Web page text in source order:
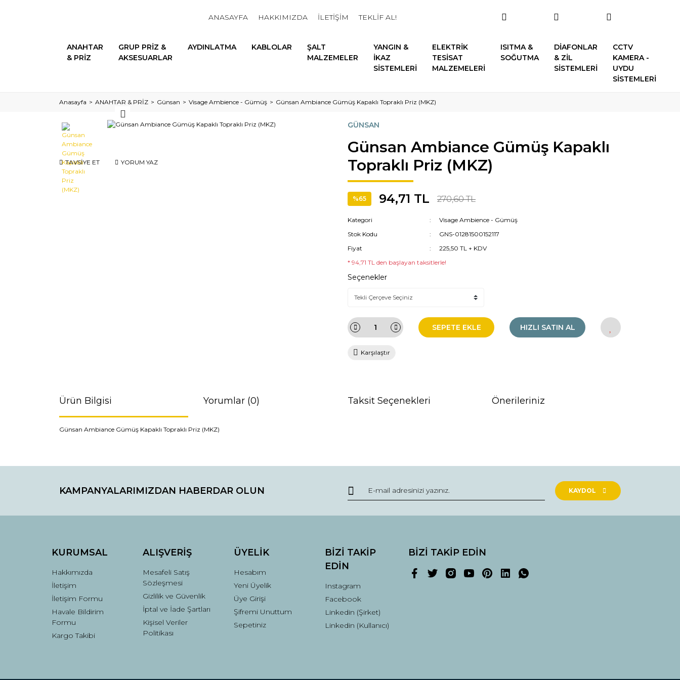
ANASAYFA HAKKIMIZDA İLETİŞİM TEKLİF AL!
ANAHTAR
& PRİZ
GRUP PRİZ &
AKSESUARLAR
AYDINLATMA KABLOLAR
ŞALT
MALZEMELER
YANGIN &
İKAZ
SİSTEMLERİ
ELEKTRİK
TESİSAT
MALZEMELERİ
ISITMA &
SOĞUTMA
DİAFONLAR
& ZİL
SİSTEMLERİ
CCTV
KAMERA -
UYDU
SİSTEMLERİ
Anasayfa ANAHTAR & PRİZ Günsan Visage Ambience - Gümüş Günsan Ambiance Gümüş Kapaklı Topraklı Priz (MKZ)
TAVSİYE ET YORUM YAZ
GÜNSAN
Günsan Ambiance Gümüş Kapaklı
Topraklı Priz (MKZ)
%65 94,71 TL 270,60 TL
Kategori
Visage Ambience - Gümüş
Stok Kodu
GNS-01281500152117
Fiyat
225,50 TL + KDV
* 94,71 TL den başlayan taksitlerle!
Seçenekler
SEPETE EKLE HIZLI SATIN AL
Karşılaştır
Ürün Bilgisi Yorumlar (0) Taksit Seçenekleri Önerileriniz
Günsan Ambiance Gümüş Kapaklı Topraklı Priz (MKZ)
Yorum Yaz
Görüş ve önerileriniz için teşekkür ederiz.
Ürün resmi kalitesiz, bozuk veya görüntülenemiyor.
Bu ürüne benzer farklı alternatifler olmalı.
Gönder
KAMPANYALARIMIZDAN HABERDAR OLUN KAYDOL
KURUMSAL
Hakkımızda
İletişim
İletişim Formu
Havale Bildirim
Formu
Kargo Takibi
ALIŞVERİŞ
Mesafeli Satış
Sözleşmesi
Gizlilik ve Güvenlik
İptal ve İade Şartları
Kişisel Veriler
Politikası
ÜYELİK
Hesabım
Yeni Üyelik
Üye Girişi
Şifremi Unuttum
Sepetiniz
BİZİ TAKİP
EDİN
Instagram
Facebook
Linkedin (Şirket)
Linkedin (Kullanıcı)
BİZİ TAKİP EDİN